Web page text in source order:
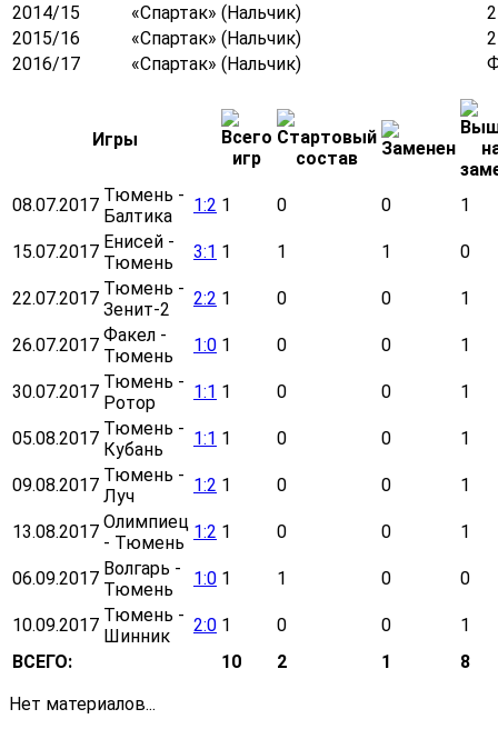
2014/15
«Спартак» (Нальчик)
2015/16
«Спартак» (Нальчик)
2016/17
«Спартак» (Нальчик)
Игры
08.07.2017 Тюмень -
Балтика
1:2 1 0 0 1
15.07.2017 Енисей -
Тюмень
3:1 1 1 1 0
22.07.2017 Тюмень -
Зенит-2
2:2 1 0 0 1
26.07.2017 Факел -
Тюмень
1:0 1 0 0 1
30.07.2017 Тюмень -
Ротор
1:1 1 0 0 1
05.08.2017 Тюмень -
Кубань
1:1 1 0 0 1
09.08.2017 Тюмень -
Луч
1:2 1 0 0 1
13.08.2017 Олимпиец
- Тюмень
1:2 1 0 0 1
06.09.2017 Волгарь -
Тюмень
1:0 1 1 0 0
10.09.2017 Тюмень -
Шинник
2:0 1 0 0
1
ВСЕГО:
10 2 1
8
Нет материалов...